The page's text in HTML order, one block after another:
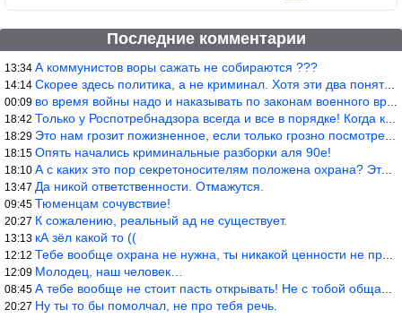
Последние комментарии
13:34 А коммунистов воры сажать не собираются ???
14:14 Скорее здесь политика, а не криминал. Хотя эти два понятия начин
00:09 во время войны надо и наказывать по законам военного времени, а
18:42 Только у Роспотребнадзора всегда и все в порядке! Когда касается
18:29 Это нам грозит пожизненное, если только грозно посмотреть в их с
18:15 Опять начались криминальные разборки аля 90е!
18:10 А с каких это пор секретоносителям положена охрана? Это его зада
13:47 Да никой ответственности. Отмажутся.
09:45 Тюменцам сочувствие!
20:27 К сожалению, реальный ад не существует.
13:13 кА зёл какой то ((
12:12 Тебе вообще охрана не нужна, ты никакой ценности не представляеш
12:09 Молодец, наш человек…
08:45 А тебе вообще не стоит пасть открывать! Не с тобой общаются!
20:27 Ну ты то бы помолчал, не про тебя речь.